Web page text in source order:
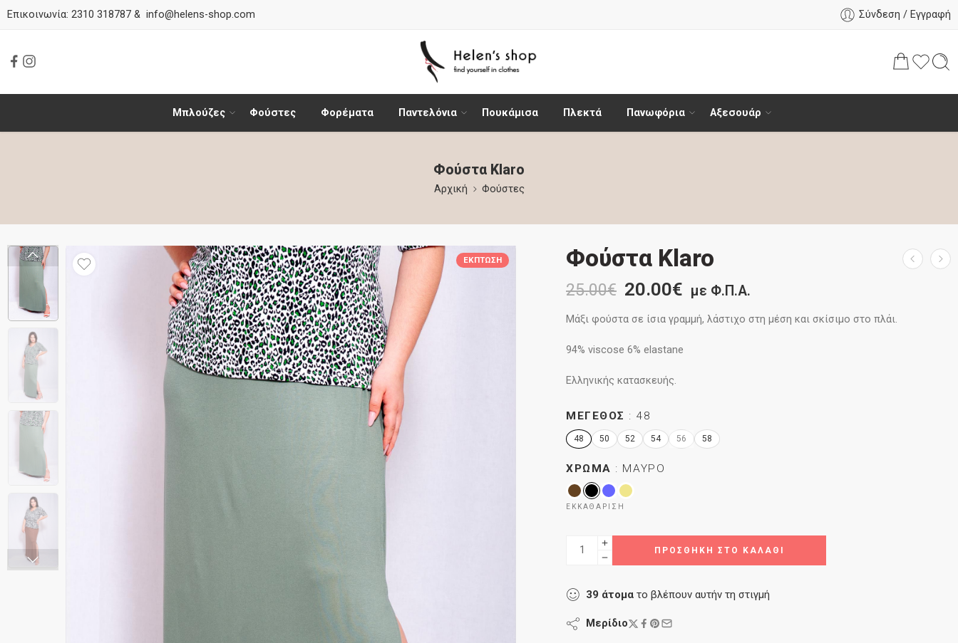
Επικοινωνία: 2310 318787 & info@helens-shop.com Σύνδεση / Εγγραφή
Μπλούζες Φούστες Φορέματα Παντελόνια Πουκάμισα Πλεκτά Πανωφόρια Αξεσουάρ
Φούστα Klaro
Αρχική Φούστες
ΈΚΠΤΩΣΗ Φούστα Klaro
25.00€ 20.00€ με Φ.Π.Α.
Μάξι φούστα σε ίσια γραμμή, λάστιχο στη μέση και σκίσιμο στο πλάι.
94% viscose 6% elastane
Ελληνικής κατασκευής.
ΜΈΓΕΘΟΣ 48
48 50 52 54 56 58
ΧΡΏΜΑ ΜΑΎΡΟ
ΕΚΚΑΘΆΡΙΣΗ
ΠΡΟΣΘΉΚΗ ΣΤΟ ΚΑΛΆΘΙ
39 άτομα το βλέπουν αυτήν τη στιγμή
Μερίδιο